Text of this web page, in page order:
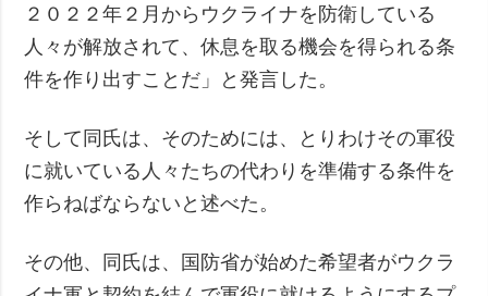
２０２２年２月からウクライナを防衛している
人々が解放されて、休息を取る機会を得られる条
件を作り出すことだ」と発言した。
そして同氏は、そのためには、とりわけその軍役
に就いている人々たちの代わりを準備する条件を
作らねばならないと述べた。
その他、同氏は、国防省が始めた希望者がウクラ